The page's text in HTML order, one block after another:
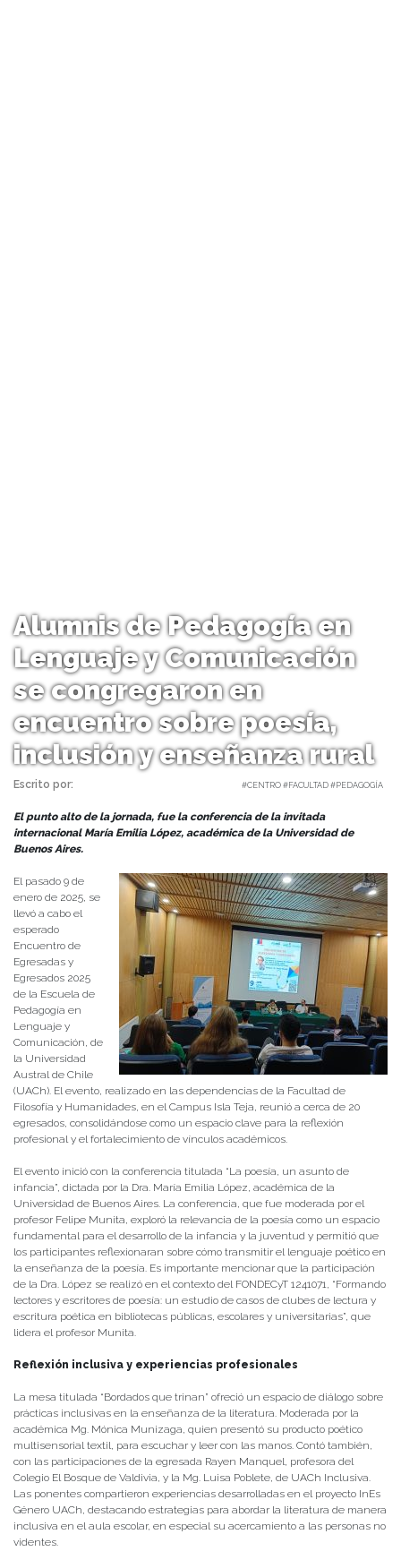
Alumnis de Pedagogía en
Lenguaje y Comunicación
se congregaron en
encuentro sobre poesía,
inclusión y enseñanza rural
Escrito por: #CENTRO #FACULTAD #PEDAGOGÍA
El punto alto de la jornada, fue la conferencia de la invitada
internacional María Emilia López, académica de la Universidad de
Buenos Aires.
El pasado 9 de
enero de 2025, se
llevó a cabo el
esperado
Encuentro de
Egresadas y
Egresados 2025
de la Escuela de
Pedagogía en
Lenguaje y
Comunicación, de
la Universidad
Austral de Chile
(UACh). El evento, realizado en las dependencias de la Facultad de
Filosofía y Humanidades, en el Campus Isla Teja, reunió a cerca de 20
egresados, consolidándose como un espacio clave para la reflexión
profesional y el fortalecimiento de vínculos académicos.
El evento inició con la conferencia titulada “La poesía, un asunto de
infancia”, dictada por la Dra. María Emilia López, académica de la
Universidad de Buenos Aires. La conferencia, que fue moderada por el
profesor Felipe Munita, exploró la relevancia de la poesía como un espacio
fundamental para el desarrollo de la infancia y la juventud y permitió que
los participantes reflexionaran sobre cómo transmitir el lenguaje poético en
la enseñanza de la poesía. Es importante mencionar que la participación
de la Dra. López se realizó en el contexto del FONDECyT 1241071, “Formando
lectores y escritores de poesía: un estudio de casos de clubes de lectura y
escritura poética en bibliotecas públicas, escolares y universitarias”, que
lidera el profesor Munita.
Reflexión inclusiva y experiencias profesionales
La mesa titulada “Bordados que trinan” ofreció un espacio de diálogo sobre
prácticas inclusivas en la enseñanza de la literatura. Moderada por la
académica Mg. Mónica Munizaga, quien presentó su producto poético
multisensorial textil, para escuchar y leer con las manos. Contó también,
con las participaciones de la egresada Rayen Manquel, profesora del
Colegio El Bosque de Valdivia, y la Mg. Luisa Poblete, de UACh Inclusiva.
Las ponentes compartieron experiencias desarrolladas en el proyecto InEs
Género UACh, destacando estrategias para abordar la literatura de manera
inclusiva en el aula escolar, en especial su acercamiento a las personas no
videntes.